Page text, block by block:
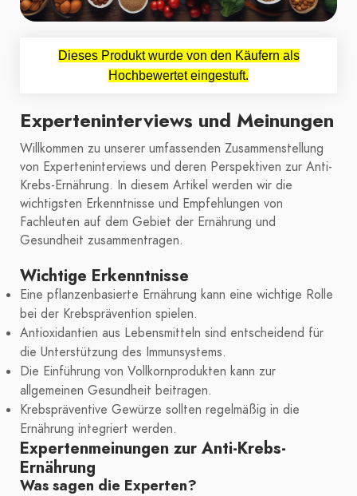
Dieses Produkt wurde von den Käufern als
Hochbewertet eingestuft.
Experteninterviews und Meinungen
Willkommen zu unserer umfassenden Zusammenstellung
von Experteninterviews und deren Perspektiven zur Anti-
Krebs-Ernährung. In diesem Artikel werden wir die
wichtigsten Erkenntnisse und Empfehlungen von
Fachleuten auf dem Gebiet der Ernährung und
Gesundheit zusammentragen.
Wichtige Erkenntnisse
Eine pflanzenbasierte Ernährung kann eine wichtige Rolle
bei der Krebsprävention spielen.
Antioxidantien aus Lebensmitteln sind entscheidend für
die Unterstützung des Immunsystems.
Die Einführung von Vollkornprodukten kann zur
allgemeinen Gesundheit beitragen.
Krebspräventive Gewürze sollten regelmäßig in die
Ernährung integriert werden.
Expertenmeinungen zur Anti-Krebs-
Ernährung
Was sagen die Experten?